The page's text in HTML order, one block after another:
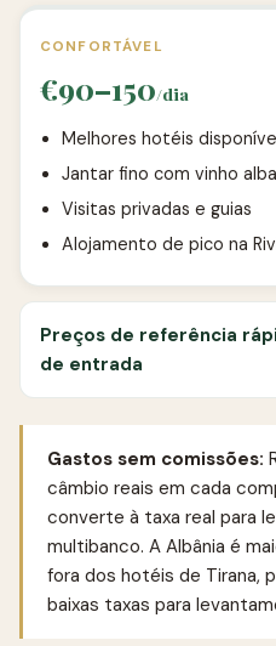
CONFORTÁVEL
€90–150/dia
Melhores hotéis
Jantar fino com vinho
Visitas privadas e guias
Alojamento de pico na
Preços de referência
de entrada
Gastos sem comissões:
câmbio reais em cada
converte à taxa real para
multibanco. A Albânia é
fora dos hotéis de Tirana,
baixas taxas para